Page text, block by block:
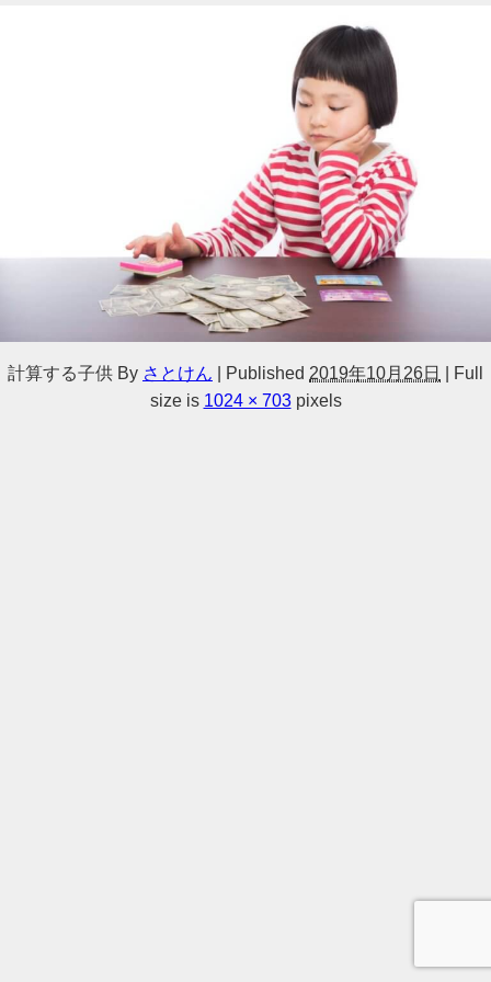
計算する子供 By さとけん Published 2019年10月26日
Full
size is 1024 × 703pixels